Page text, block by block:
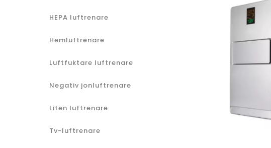
HEPA luftrenare
Hemluftrenare
Luftfuktare luftrenare
Negativ jonluftrenare
Liten luftrenare
Tv-luftrenare